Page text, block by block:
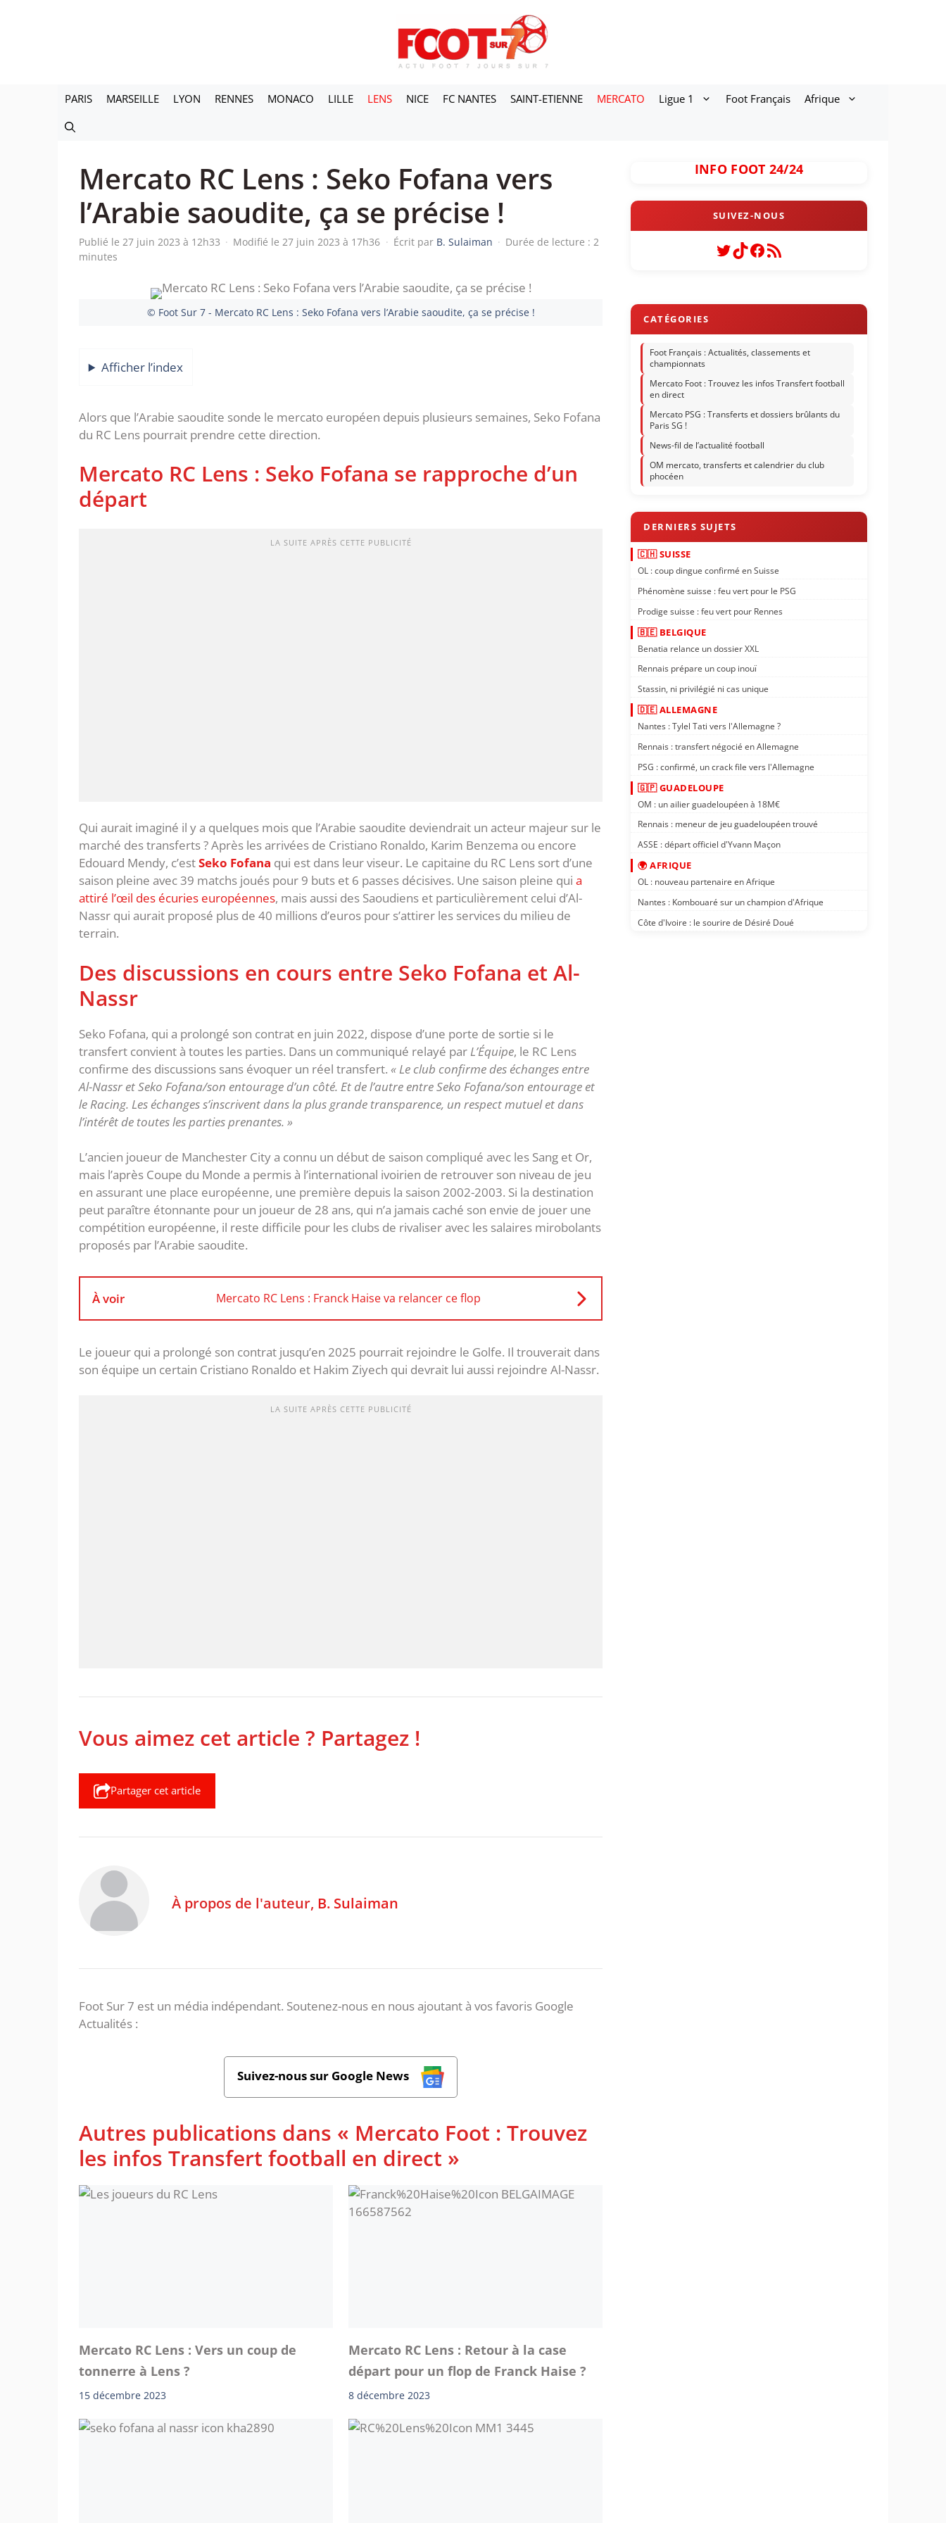
PARIS MARSEILLE LYON RENNES MONACO LILLE LENS NICE FC NANTES SAINT-ETIENNE MERCATO Ligue 1 Foot Français Afrique
Mercato RC Lens : Seko Fofana vers
l’Arabie saoudite, ça se précise !
Publié le 27 juin 2023 à 12h33 · Modifié le 27 juin 2023 à 17h36 · Écrit par B. Sulaiman · Durée de lecture : 2
minutes
© Foot Sur 7 - Mercato RC Lens : Seko Fofana vers l’Arabie saoudite, ça se précise !
Afficher l’index
Alors que l’Arabie saoudite sonde le mercato européen depuis plusieurs semaines, Seko Fofana
du RC Lens pourrait prendre cette direction.
Mercato RC Lens : Seko Fofana se rapproche d’un
départ
LA SUITE APRÈS CETTE PUBLICITÉ
Qui aurait imaginé il y a quelques mois que l’Arabie saoudite deviendrait un acteur majeur sur le
marché des transferts ? Après les arrivées de Cristiano Ronaldo, Karim Benzema ou encore
Edouard Mendy, c’estSeko Fofana qui est dans leur viseur. Le capitaine du RC Lens sort d’une
saison pleine avec 39 matchs joués pour 9 buts et 6 passes décisives. Une saison pleine qui a
attiré l’œil des écuries européennes, mais aussi des Saoudiens et particulièrement celui d’Al-
Nassr qui aurait proposé plus de 40 millions d’euros pour s’attirer les services du milieu de
terrain.
Des discussions en cours entre Seko Fofana et Al-
Nassr
Seko Fofana, qui a prolongé son contrat en juin 2022, dispose d’une porte de sortie si le
transfert convient à toutes les parties. Dans un communiqué relayé par L’Équipe, le RC Lens
confirme des discussions sans évoquer un réel transfert. « Le club confirme des échanges entre
Al-Nassr et Seko Fofana/son entourage d’un côté. Et de l’autre entre Seko Fofana/son entourage et
le Racing. Les échanges s’inscrivent dans la plus grande transparence, un respect mutuel et dans
l’intérêt de toutes les parties prenantes. »
L’ancien joueur de Manchester City a connu un début de saison compliqué avec les Sang et Or,
mais l’après Coupe du Monde a permis à l’international ivoirien de retrouver son niveau de jeu
en assurant une place européenne, une première depuis la saison 2002-2003. Si la destination
peut paraître étonnante pour un joueur de 28 ans, qui n’a jamais caché son envie de jouer une
compétition européenne, il reste difficile pour les clubs de rivaliser avec les salaires mirobolants
proposés par l’Arabie saoudite.
À voir Mercato RC Lens : Franck Haise va relancer ce flop
Le joueur qui a prolongé son contrat jusqu’en 2025 pourrait rejoindre le Golfe. Il trouverait dans
son équipe un certain Cristiano Ronaldo et Hakim Ziyech qui devrait lui aussi rejoindre Al-Nassr.
LA SUITE APRÈS CETTE PUBLICITÉ
Vous aimez cet article ? Partagez !
Partager cet article
À propos de l'auteur, B. Sulaiman
Foot Sur 7 est un média indépendant. Soutenez-nous en nous ajoutant à vos favoris Google
Actualités :
Suivez-nous sur Google News
Autres publications dans « Mercato Foot : Trouvez
les infos Transfert football en direct »
Mercato RC Lens : Vers un coup de
tonnerre à Lens ?
15 décembre 2023
Mercato RC Lens : Retour à la case
départ pour un flop de Franck Haise ?
8 décembre 2023
INFO FOOT 24/24
Twitter
TikTok
Facebook
Flux RSS
Foot Français : Actualités, classements et
championnats
Mercato Foot : Trouvez les infos Transfert football
en direct
Mercato PSG : Transferts et dossiers brûlants du
Paris SG !
News-fil de l’actualité football
OM mercato, transferts et calendrier du club
phocéen
🇨🇭 SUISSE
OL : coup dingue confirmé en Suisse
Phénomène suisse : feu vert pour le PSG
Prodige suisse : feu vert pour Rennes
🇧🇪 BELGIQUE
Benatia relance un dossier XXL
Rennais prépare un coup inouï
Stassin, ni privilégié ni cas unique
🇩🇪 ALLEMAGNE
Nantes : Tylel Tati vers l'Allemagne ?
Rennais : transfert négocié en Allemagne
PSG : confirmé, un crack file vers l'Allemagne
🇬🇵 GUADELOUPE
OM : un ailier guadeloupéen à 18M€
Rennais : meneur de jeu guadeloupéen trouvé
ASSE : départ officiel d'Yvann Maçon
🌍 AFRIQUE
OL : nouveau partenaire en Afrique
Nantes : Kombouaré sur un champion d'Afrique
Côte d'Ivoire : le sourire de Désiré Doué